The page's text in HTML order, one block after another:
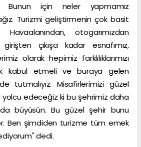
Bunun için neler yapmamız
Turizmi geliştirmenin çok basit
otogarımızdan
çıkışa kadar esnafımız,
olarak hepimiz farklılıklarımızı
kabul etmeli ve buraya gelen
tutmalıyız. Misafirlerimizi güzel
yolcu edeceğiz ki bu şehrimiz daha
büyüsün. Bu güzel şehir bunu
Ben şimdiden turizme tüm emek
dedi.